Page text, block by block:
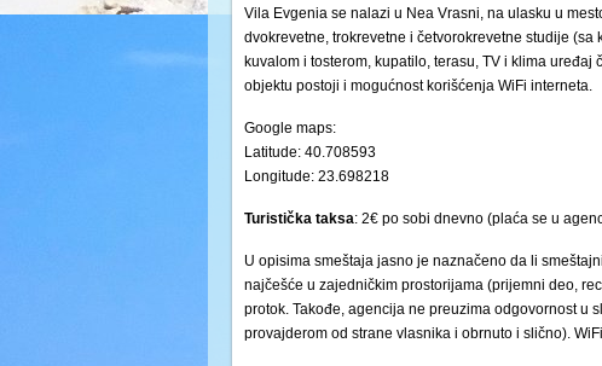
Vila Evgenia se nalazi u Nea Vrasni, na ulasku u
dvokrevetne, trokrevetne i četvorokrevetne studije
kuvalom i tosterom, kupatilo, terasu, TV i klima
objektu postoji i mogućnost korišćenja WiFi interneta.
Google maps:
Latitude: 40.708593
Longitude: 23.698218
Turistička taksa: 2€ po sobi dnevno (plaća se u
U opisima smeštaja jasno je naznačeno da li
najčešće u zajedničkim prostorijama (prijemni deo,
protok. Takođe, agencija ne preuzima odgovornost u
provajderom od strane vlasnika i obrnuto i slično).